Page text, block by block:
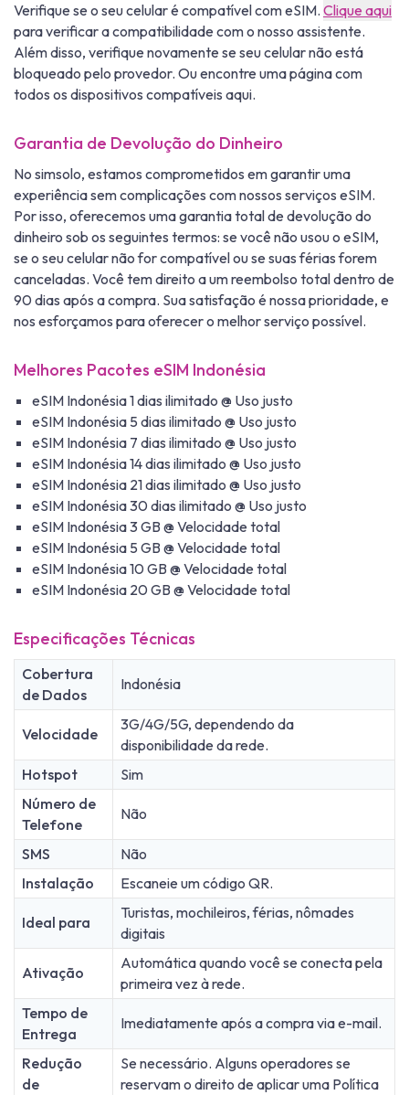
Verifique se o seu celular é compatível com eSIM. Clique aqui
para verificar a compatibilidade com o nosso assistente.
Além disso, verifique novamente se seu celular não está
bloqueado pelo provedor. Ou encontre uma página com
todos os dispositivos compatíveis aqui.
Garantia de Devolução do Dinheiro
No simsolo, estamos comprometidos em garantir uma
experiência sem complicações com nossos serviços eSIM.
Por isso, oferecemos uma garantia total de devolução do
dinheiro sob os seguintes termos: se você não usou o eSIM,
se o seu celular não for compatível ou se suas férias forem
canceladas. Você tem direito a um reembolso total dentro de
90 dias após a compra. Sua satisfação é nossa prioridade, e
nos esforçamos para oferecer o melhor serviço possível.
Melhores Pacotes eSIM Indonésia
eSIM Indonésia 1 dias ilimitado @ Uso justo
eSIM Indonésia 5 dias ilimitado @ Uso justo
eSIM Indonésia 7 dias ilimitado @ Uso justo
eSIM Indonésia 14 dias ilimitado @ Uso justo
eSIM Indonésia 21 dias ilimitado @ Uso justo
eSIM Indonésia 30 dias ilimitado @ Uso justo
eSIM Indonésia 3 GB @ Velocidade total
eSIM Indonésia 5 GB @ Velocidade total
eSIM Indonésia 10 GB @ Velocidade total
eSIM Indonésia 20 GB @ Velocidade total
Especificações Técnicas
Cobertura
de Dados
Indonésia
Velocidade
3G/4G/5G, dependendo da
disponibilidade da rede.
Hotspot
Sim
Número de
Telefone
Não
SMS
Não
Instalação
Escaneie um código QR.
Ideal para
Turistas, mochileiros, férias, nômades
digitais
Ativação
Automática quando você se conecta pela
primeira vez à rede.
Tempo de
Entrega
Imediatamente após a compra via e-mail.
Redução
de
Se necessário. Alguns operadores se
reservam o direito de aplicar uma Política